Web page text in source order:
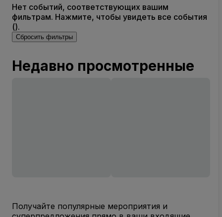
Нет событий, соответствующих вашим
фильтрам. Нажмите, чтобы увидеть все события
().
Сбросить фильтры
Недавно просмотренные
Получайте популярные мероприятия и